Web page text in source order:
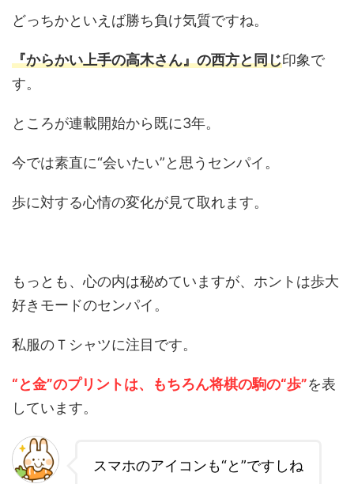
どっちかといえば勝ち負け気質ですね。
『からかい上手の高木さん』の西方と同じ印象で
す。
ところが連載開始から既に3年。
今では素直に“会いたい”と思うセンパイ。
歩に対する心情の変化が見て取れます。
もっとも、心の内は秘めていますが、ホントは歩大
好きモードのセンパイ。
私服のＴシャツに注目です。
“と金”のプリントは、もちろん将棋の駒の“歩”を表
しています。
スマホのアイコンも“と”ですしね